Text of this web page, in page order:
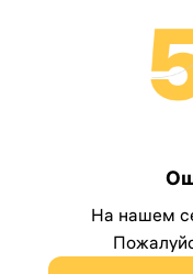
На нашем